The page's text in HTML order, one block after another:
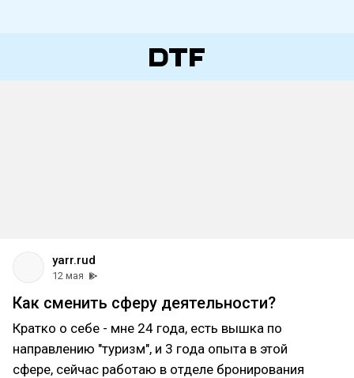
yarr.rud
12 мая
Как сменить сферу деятельности?
Кратко о себе - мне 24 года, есть вышка по
направлению "туризм", и 3 года опыта в этой
сфере, сейчас работаю в отделе бронирования